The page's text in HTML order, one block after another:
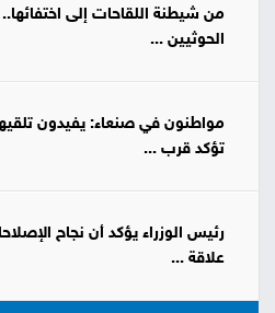
من شيطنة اللقاحات إلى
الحوثيين ...
مواطنون في صنعاء: يفيدون
تؤكد قرب ...
رئيس الوزراء يؤكد أن نجاح
علاقة ...